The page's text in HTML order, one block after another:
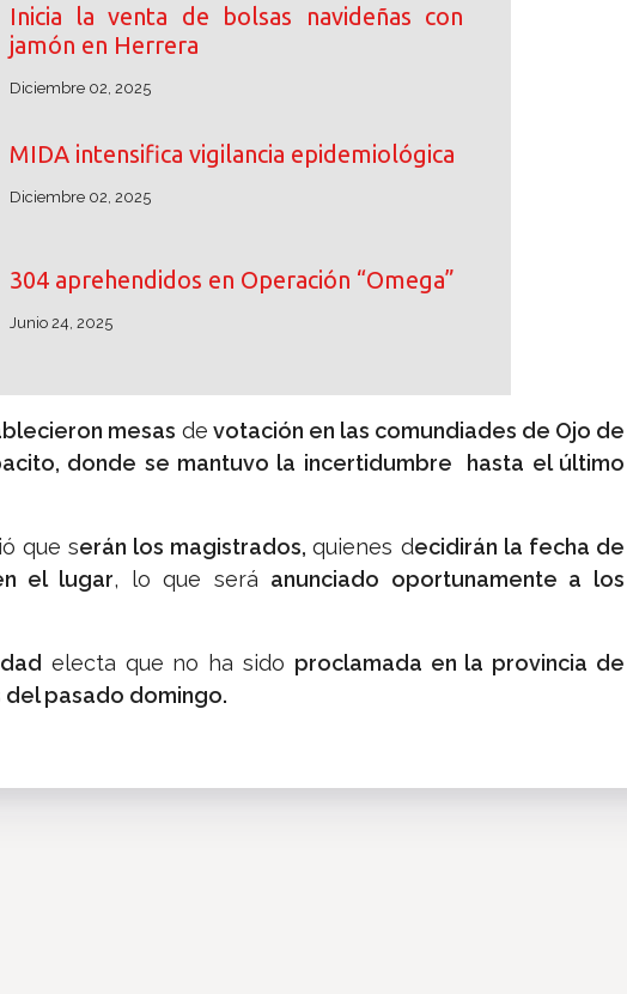
Inicia la venta de bolsas navideñas con
jamón en Herrera
Diciembre 02, 2025
MIDA intensifica vigilancia epidemiológica
Diciembre 02, 2025
304 aprehendidos en Operación “Omega”
Junio 24, 2025
mesas de votación en las comundiades de Ojo de
donde se mantuvo la incertidumbre hasta el último
que serán los magistrados,quienes decidirán la fecha de
el lugar, lo que será anunciado oportunamente a los
electa que no ha sido proclamada en la provincia de
del pasado domingo.